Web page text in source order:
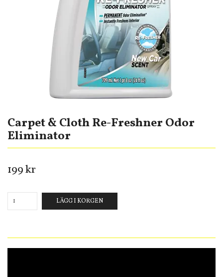
Carpet & Cloth Re-Freshner Odor
Eliminator
199 kr
LÄGG I KORGEN